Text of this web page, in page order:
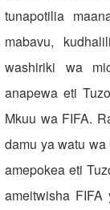
tunapotilia
mabavu,
washiriki wa
anapewa eti
Mkuu wa FIFA.
damu ya watu
amepokea eti
ameitwisha